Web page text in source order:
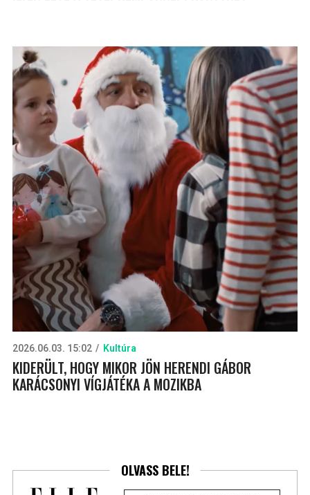
2026.06.03. 15:02 Kultúra
KIDERÜLT, HOGY MIKOR JÖN HERENDI GÁBOR
KARÁCSONYI VÍGJÁTÉKA A MOZIKBA
OLVASS BELE!